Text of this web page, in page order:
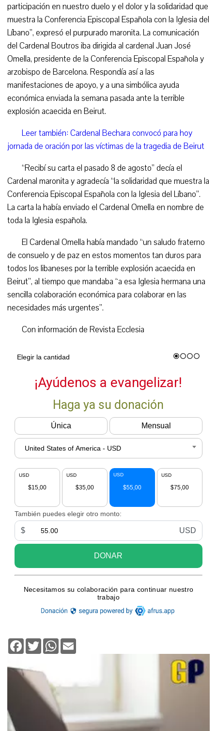
participación en nuestro duelo y el dolor y la solidaridad que
muestra la Conferencia Episcopal Española con la Iglesia del
Líbano”, expresó el purpurado maronita. La comunicación
del Cardenal Boutros iba dirigida al cardenal Juan José
Omella, presidente de la Conferencia Episcopal Española y
arzobispo de Barcelona. Respondía así a las
manifestaciones de apoyo, y a una simbólica ayuda
económica enviada la semana pasada ante la terrible
explosión acaecida en Beirut.
Leer también: Cardenal Bechara convocó para hoy
jornada de oración por las víctimas de la tragedia de Beirut
“Recibí su carta el pasado 8 de agosto” decía el
Cardenal maronita yagradecía “la solidaridad que muestra la
Conferencia Episcopal Española con la Iglesia del Líbano”.
La carta la había enviado el Cardenal Omella en nombre de
toda la Iglesia española.
El Cardenal Omella había mandado “un saludo fraterno
de consuelo y de paz en estos momentos tan duros para
todos los libaneses por la terrible explosión acaecida en
Beirut”, al tiempo que mandaba “a esa Iglesia hermana una
sencilla colaboración económica para colaborar en las
necesidades más urgentes”.
Con información de Revista Ecclesia
Facebook
TwitterWhatsApp